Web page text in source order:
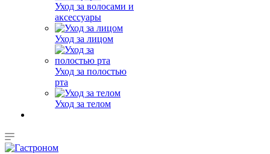
Уход за волосами и
аксессуары
Уход за лицом
Уход за полостью
рта
Уход за телом